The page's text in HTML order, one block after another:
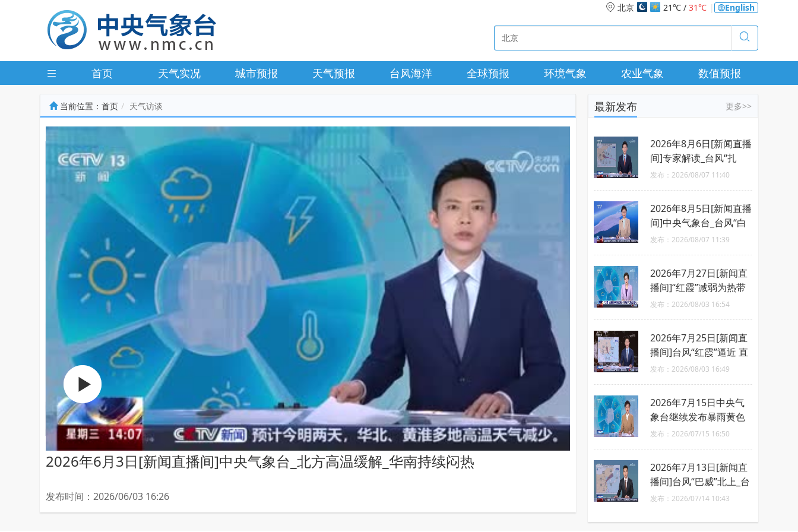
北京 21℃ / 31℃ English
首页 天气实况 城市预报 天气预报 台风海洋 全球预报 环境气象 农业气象 数值预报
当前位置： 首页 天气访谈
2026年6月3日[新闻直播间]中央气象台_北方高温缓解_华南持续闷热
发布时间：2026/06/03 16:26
最新发布 更多>>
2026年8月6日[新闻直播
间]专家解读_台风“扎
堆”来袭_是否会相互影
发布：2026/08/07 11:40
2026年8月5日[新闻直播
间]中央气象台_台风“白
海豚”7日移入东海_向华
发布：2026/08/07 11:39
2026年7月27日[新闻直
播间]“红霞”减弱为热带
低压 今早移入湖南境内
发布：2026/08/03 16:54
2026年7月25日[新闻直
播间]台风“红霞”逼近 直
扑广东沿海
发布：2026/08/03 16:49
2026年7月15日中央气
象台继续发布暴雨黄色
和强对流天气蓝色预警_
发布：2026/07/15 16:50
2026年7月13日[新闻直
播间]台风“巴威”北上_台
风影响东北等地_辽宁吉
发布：2026/07/14 10:43